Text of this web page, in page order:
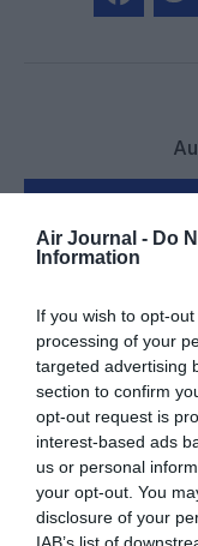
Air Journal - Do
Information
If you wish to opt-
processing of your
targeted advertising
section to confirm
opt-out request is
interest-based ads
us or personal
your opt-out. You
disclosure of your
IAB’s list of
Soutenez